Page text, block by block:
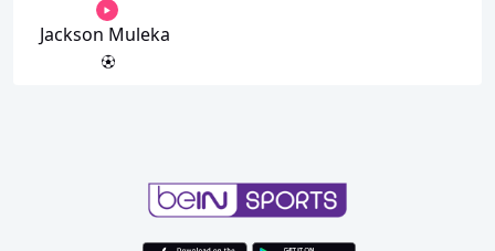
Jackson Muleka